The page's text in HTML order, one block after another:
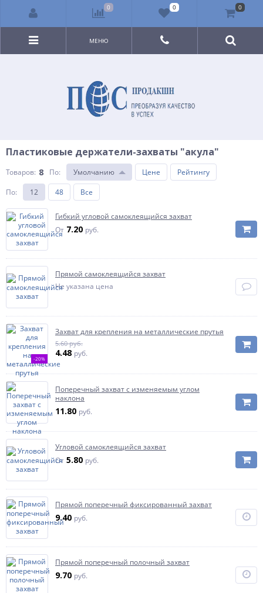
МЕНЮ
Пластиковые держатели-захваты "акула"
Товаров: 8 По: Умолчанию Цене
Рейтингу
По: 12 48 Все
Гибкий угловой самоклеящийся захват
От 7.20 руб.
Прямой самоклеящийся захват
Не указана цена
-20%
Захват для крепления на металлические прутья
5.60 руб.
4.48 руб.
Поперечный захват с изменяемым углом
наклона
11.80 руб.
Угловой самоклеящийся захват
От 5.80 руб.
Прямой поперечный фиксированный захват
9.40 руб.
Прямой поперечный полочный захват
9.70 руб.
0 0 0